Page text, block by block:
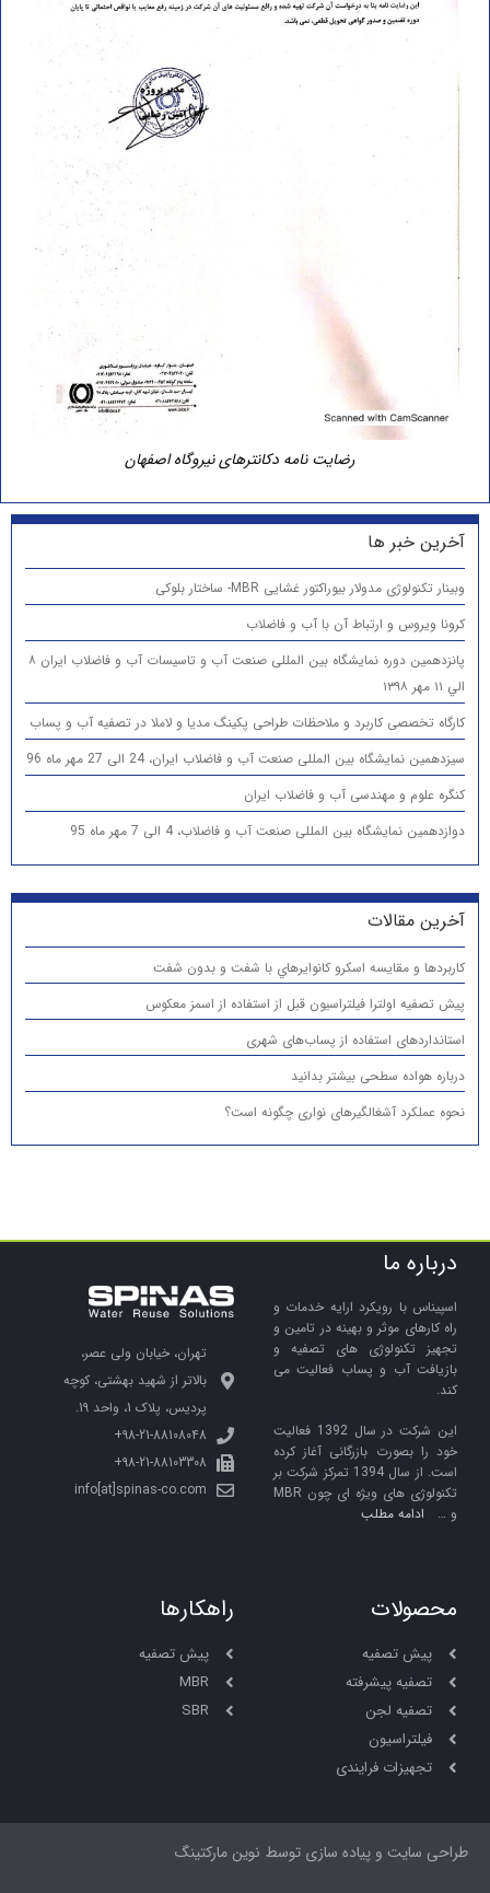
رضایت نامه دکانترهای نیروگاه اصفهان
آخرین خبر ها
وبینار تکنولوژی مدولار بیوراکتور غشایی MBR- ساختار بلوکی
کرونا ویروس و ارتباط آن با آب و فاضلاب
پانزدهمين دوره نمایشگاه بین المللی صنعت آب و تاسیسات آب و فاضلاب ایران ۸
الي ۱۱ مهر ۱۳۹۸
کارگاه تخصصی کاربرد و ملاحظات طراحی پکینگ مدیا و لاملا در تصفیه آب و پساب
سیزدهمین نمایشگاه بین المللی صنعت آب و فاضلاب ایران، 24 الی 27 مهر ماه 96
کنگره علوم و مهندسی آب و فاضلاب ایران
دوازدهمین نمایشگاه بین المللی صنعت آب و فاضلاب، 4 الی 7 مهر ماه 95
آخرین مقالات
كاربردها و مقایسه اسكرو كانوايرهاي با شفت و بدون شفت
پیش تصفیه اولترا فیلتراسیون قبل از استفاده از اسمز معکوس
استانداردهای استفاده از پساب‌های شهری
درباره هواده سطحی بیشتر بدانید
نحوه عملکرد آشغالگیرهای نواری چگونه است؟
درباره ما
اسپیناس با رویکرد ارایه خدمات و
راه کارهای موثر و بهینه در تامین و
تجهیز تکنولوژی های تصفیه و
بازیافت آب و پساب فعالیت می
کند.
این شرکت در سال 1392 فعالیت
خود را بصورت بازرگانی آغاز کرده
است. از سال 1394 تمرکز شرکت بر
تکنولوژی های ویژه ای چون MBR
و … ادامه مطلب
تهران، خیابان ولی عصر،
بالاتر از شهید بهشتی، کوچه
پردیس، پلاک 1، واحد 19.
98-21-88108048+
98-21-88103308+
info[at]spinas-co.com
محصولات
پیش تصفیه
تصفیه پیشرفته
تصفیه لجن
فیلتراسیون
تجهیزات فرایندی
راهکارها
پیش تصفیه
MBR
SBR
طراحی سایت و پیاده سازی توسط نوین مارکتینگ